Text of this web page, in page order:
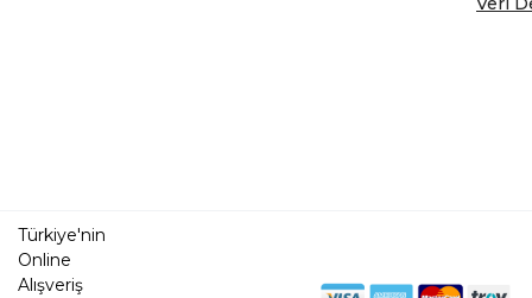
Türkiye'nin
Online
Alışveriş